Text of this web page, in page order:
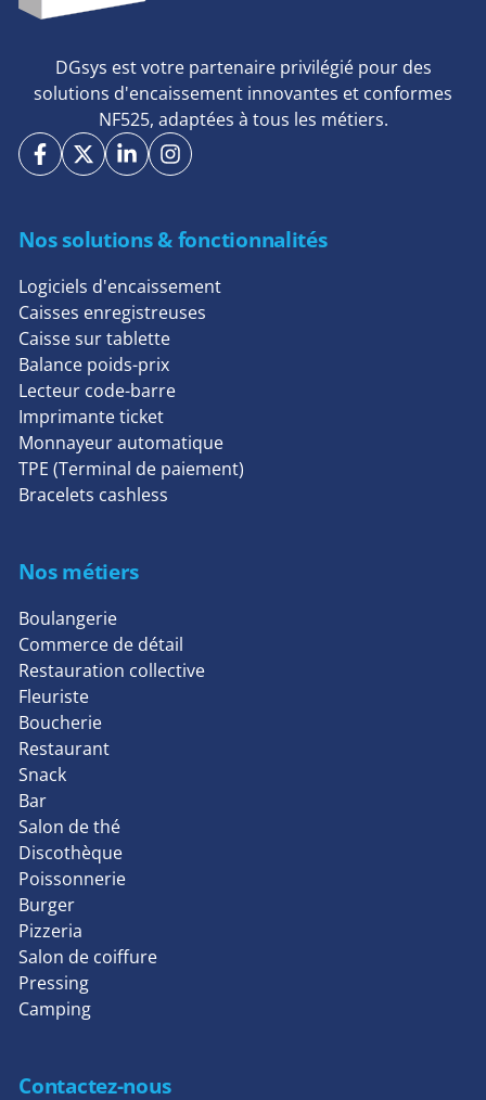
DGsys est votre partenaire privilégié pour des
solutions d'encaissement innovantes et conformes
NF525, adaptées à tous les métiers.
Nos solutions & fonctionnalités
Logiciels d'encaissement
Caisses enregistreuses
Caisse sur tablette
Balance poids-prix
Lecteur code-barre
Imprimante ticket
Monnayeur automatique
TPE (Terminal de paiement)
Bracelets cashless
Nos métiers
Boulangerie
Commerce de détail
Restauration collective
Fleuriste
Boucherie
Restaurant
Snack
Bar
Salon de thé
Discothèque
Poissonnerie
Burger
Pizzeria
Salon de coiffure
Pressing
Camping
Contactez-nous